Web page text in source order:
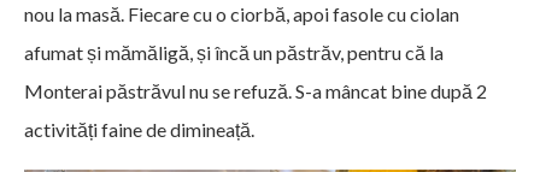
nou la masă. Fiecare cu o ciorbă, apoi fasole cu ciolan
afumat și mămăligă, și încă un păstrăv, pentru că la
Monterai păstrăvul nu se refuză. S-a mâncat bine după 2
activități faine de dimineață.